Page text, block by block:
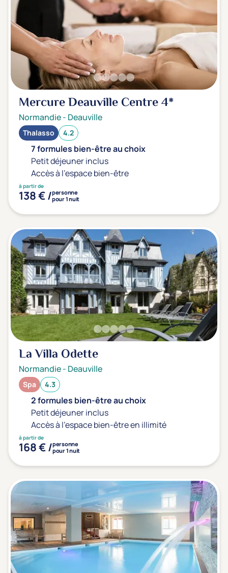
Mercure Deauville Centre4*
Normandie- Deauville
Thalasso 4.2
7 formules bien-être au choix
Petit déjeuner inclus
Accès à l'espace bien-être
à partir de
138 € /personne
pour 1 nuit
La Villa Odette
Normandie- Deauville
Spa 4.3
2 formules bien-être au choix
Petit déjeuner inclus
Accès à l'espace bien-être en illimité
à partir de
168 € /personne
pour 1 nuit